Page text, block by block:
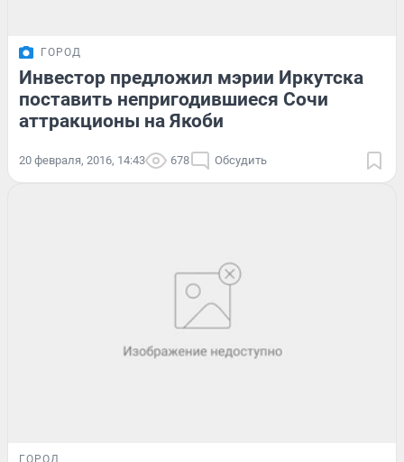
ГОРОД
Инвестор предложил мэрии Иркутска
поставить непригодившиеся Сочи
аттракционы на Якоби
20 февраля, 2016, 14:43 678 Обсудить
ГОРОД